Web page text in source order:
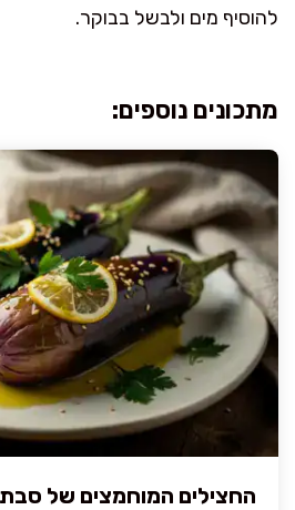
להוסיף מים ולבשל בבוקר.
מתכונים נוספים:
החצילים המוחמצים של